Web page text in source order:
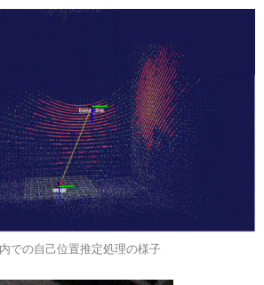
での自己位置推定処理の様子